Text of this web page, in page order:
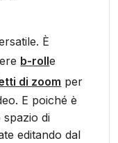
È
b-rolle
di zoom per
E poiché è
di
editando dal